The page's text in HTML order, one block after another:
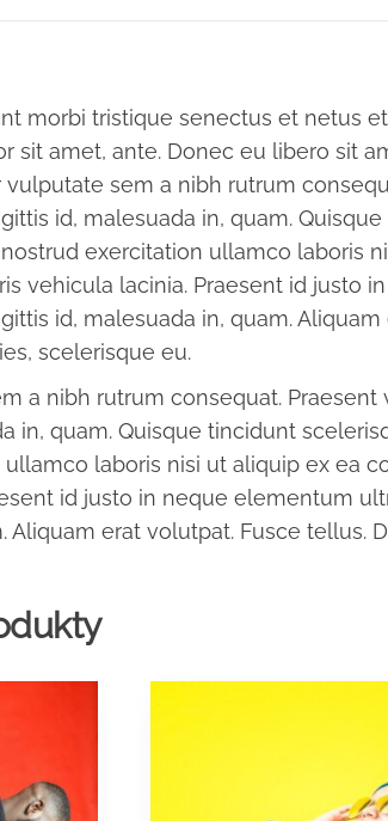
morbi tristique senectus et netus
sit amet, ante. Donec eu libero sit
sem a nibh rutrum
id, malesuada in, quam.
exercitation ullamco laboris
vehicula lacinia. Praesent id justo
id, malesuada in, quam.
scelerisque eu.
a nibh rutrum consequat.
in, quam. Quisque tincidunt
laboris nisi ut aliquip ex ea
id justo in neque elementum
Aliquam erat volutpat. Fusce tellus.